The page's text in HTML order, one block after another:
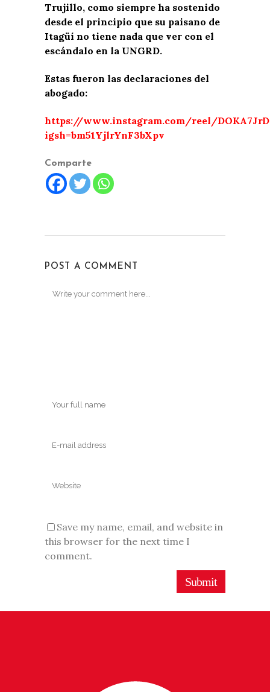
Trujillo, como siempre ha sostenido
desde el principio que su paisano de
Itagüí no tiene nada que ver con el
escándalo en la UNGRD.
Estas fueron las declaraciones del
abogado:
https://www.instagram.com/reel/
igsh=bm51YjlrYnF3bXpv
Comparte
POST A COMMENT
Save my name, email, and website in
this browser for the next time I
comment.